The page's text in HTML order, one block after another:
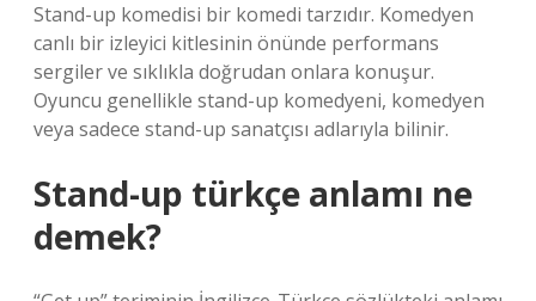
Stand-up komedisi bir komedi tarzıdır. Komedyen
canlı bir izleyici kitlesinin önünde performans
sergiler ve sıklıkla doğrudan onlara konuşur.
Oyuncu genellikle stand-up komedyeni, komedyen
veya sadece stand-up sanatçısı adlarıyla bilinir.
Stand-up türkçe anlamı ne
demek?